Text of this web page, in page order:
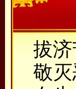
拔
敬